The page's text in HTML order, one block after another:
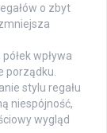
o zbyt
wpływa
porządku.
stylu regału
niespójność,
wygląd